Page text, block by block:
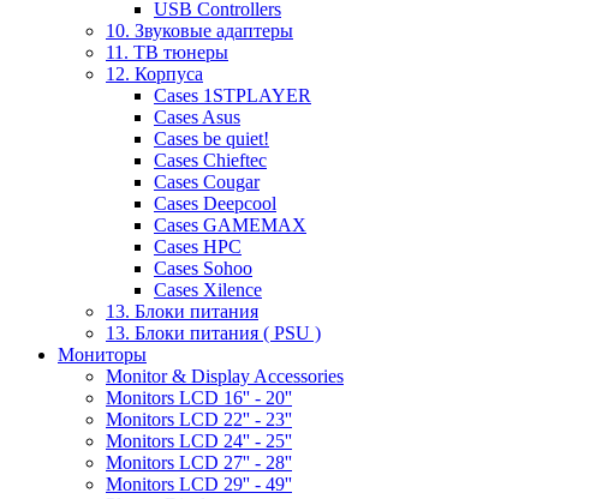
USB Controllers
10. Звуковые адаптеры
11. ТВ тюнеры
12. Корпуса
Cases 1STPLAYER
Cases Asus
Cases be quiet!
Cases Chieftec
Cases Cougar
Cases Deepcool
Cases GAMEMAX
Cases HPC
Cases Sohoo
Cases Xilence
13. Блоки питания
13. Блоки питания ( PSU )
Мониторы
Monitor & Display Accessories
Monitors LCD 16'' - 20''
Monitors LCD 22'' - 23''
Monitors LCD 24'' - 25''
Monitors LCD 27'' - 28''
Monitors LCD 29'' - 49''